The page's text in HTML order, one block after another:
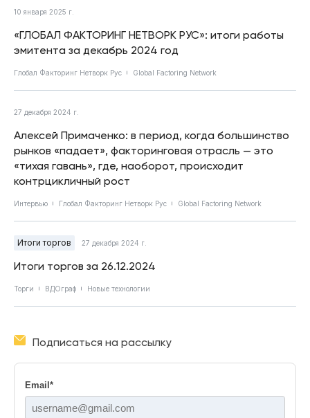
10 января 2025 г.
«ГЛОБАЛ ФАКТОРИНГ НЕТВОРК РУС»: итоги работы
эмитента за декабрь 2024 год
Глобал Факторинг Нетворк Рус Global Factoring Network
27 декабря 2024 г.
Алексей Примаченко: в период, когда большинство
рынков «падает», факторинговая отрасль — это
«тихая гавань», где, наоборот, происходит
контрцикличный рост
Интервью Глобал Факторинг Нетворк Рус Global Factoring Network
Итоги торгов 27 декабря 2024 г.
Итоги торгов за 26.12.2024
Торги ВДОграф Новые технологии
Подписаться на рассылку
Email *